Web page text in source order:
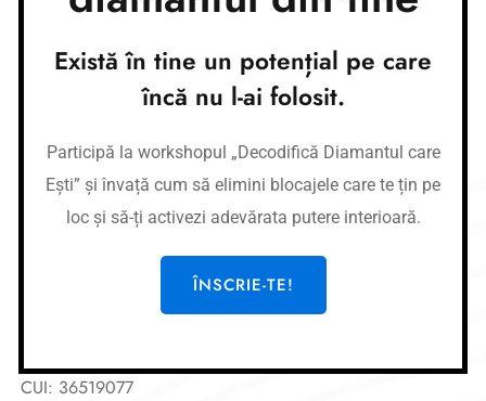
IBAN:RO87BTRLRONCRT0362684001
Link-uri utile
Meditații
Afirmații
Workshop-uri
CUI: 36519077
Există în tine un potențial pe care
încă nu l-ai folosit.
Participă la workshopul „Decodifică Diamantul care
Ești” și învață cum să elimini blocajele care te țin pe
loc și să-ți activezi adevărata putere interioară.
ÎNSCRIE-TE!